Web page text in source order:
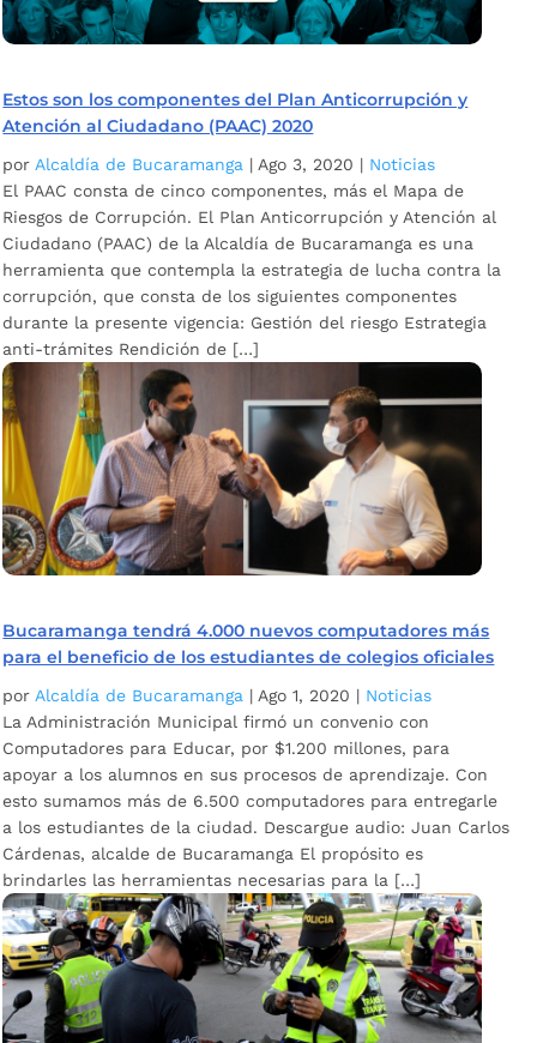
Estos son los componentes del Plan Anticorrupción y
Atención al Ciudadano (PAAC) 2020
por Alcaldía de Bucaramanga | Ago 3, 2020 | Noticias
El PAAC consta de cinco componentes, más el Mapa de
Riesgos de Corrupción. El Plan Anticorrupción y Atención al
Ciudadano (PAAC) de la Alcaldía de Bucaramanga es una
herramienta que contempla la estrategia de lucha contra la
corrupción, que consta de los siguientes componentes
durante la presente vigencia: Gestión del riesgo Estrategia
anti-trámites Rendición de […]
Bucaramanga tendrá 4.000 nuevos computadores más
para el beneficio de los estudiantes de colegios oficiales
por Alcaldía de Bucaramanga | Ago 1, 2020 | Noticias
La Administración Municipal firmó un convenio con
Computadores para Educar, por $1.200 millones, para
apoyar a los alumnos en sus procesos de aprendizaje. Con
esto sumamos más de 6.500 computadores para entregarle
a los estudiantes de la ciudad. Descargue audio: Juan Carlos
Cárdenas, alcalde de Bucaramanga El propósito es
brindarles las herramientas necesarias para la […]